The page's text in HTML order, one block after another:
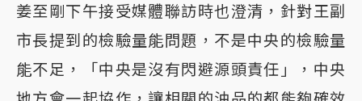
姜至剛下午接受媒體聯訪時也澄清，針對王副
市長提到的檢驗量能問題，不是中央的檢驗量
能不足，「中央是沒有閃避源頭責任」，中央